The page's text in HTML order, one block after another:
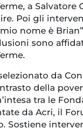
a Salvatore
Poi gli
nome è
sono
da
della
tra le
da Acri, il
Sostiene